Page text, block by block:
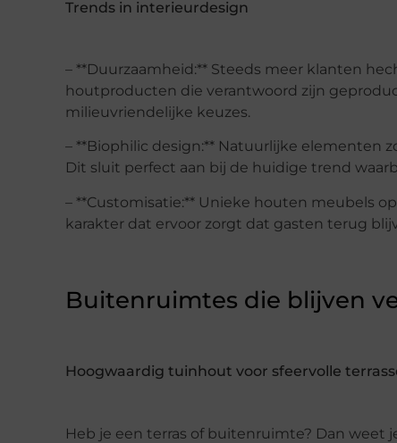
Trends in interieurdesign
– **Duurzaamheid:** Steeds meer klanten
houtproducten die verantwoord zijn
milieuvriendelijke keuzes.
– **Biophilic design:** Natuurlijke elementen
Dit sluit perfect aan bij de huidige trend
– **Customisatie:** Unieke houten meubels
karakter dat ervoor zorgt dat gasten terug
Buitenruimtes die blijven
Hoogwaardig tuinhout voor sfeervolle
Heb je een terras of buitenruimte? Dan weet